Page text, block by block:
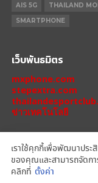
AIS 5G
THAILAND
SMARTPHONE
เว็บพันธมิตร
mxphone.com
stepextra.com
ข่าวเทคโนโลยี
IPHONE 14 PRO
เราใช้คุกกี้เพื่อพัฒนาประ
ของคุณและสามารถจัดก
คลิกที่ ตั้งค่า